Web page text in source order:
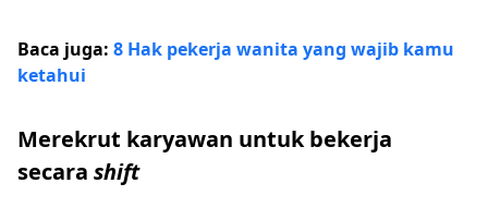
Baca juga: 8 Hak pekerja wanita yang wajib kamu
ketahui
Merekrut karyawan untuk bekerja
secara shift